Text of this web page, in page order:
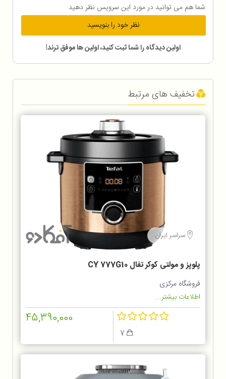
شما هم می توانید در مورد این سرویس نظر دهید
نظر خود را بنویسید
اولین دیدگاه را شما ثبت کنید، اولین ها موفق ترند!
تخفیف های مرتبط
سراسر ایران
پلوپز و مولتی کوکر تفال CY 777G10
فروشگاه مرکزی
اطلاعات بیشتر...
45,390,000